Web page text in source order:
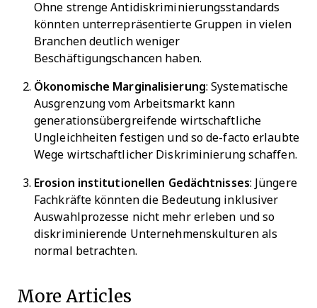
Ohne strenge Antidiskriminierungsstandards
könnten unterrepräsentierte Gruppen in vielen
Branchen deutlich weniger
Beschäftigungschancen haben.
Ökonomische Marginalisierung: Systematische
Ausgrenzung vom Arbeitsmarkt kann
generationsübergreifende wirtschaftliche
Ungleichheiten festigen und so de-facto erlaubte
Wege wirtschaftlicher Diskriminierung schaffen.
Erosion institutionellen Gedächtnisses: Jüngere
Fachkräfte könnten die Bedeutung inklusiver
Auswahlprozesse nicht mehr erleben und so
diskriminierende Unternehmenskulturen als
normal betrachten.
More Articles